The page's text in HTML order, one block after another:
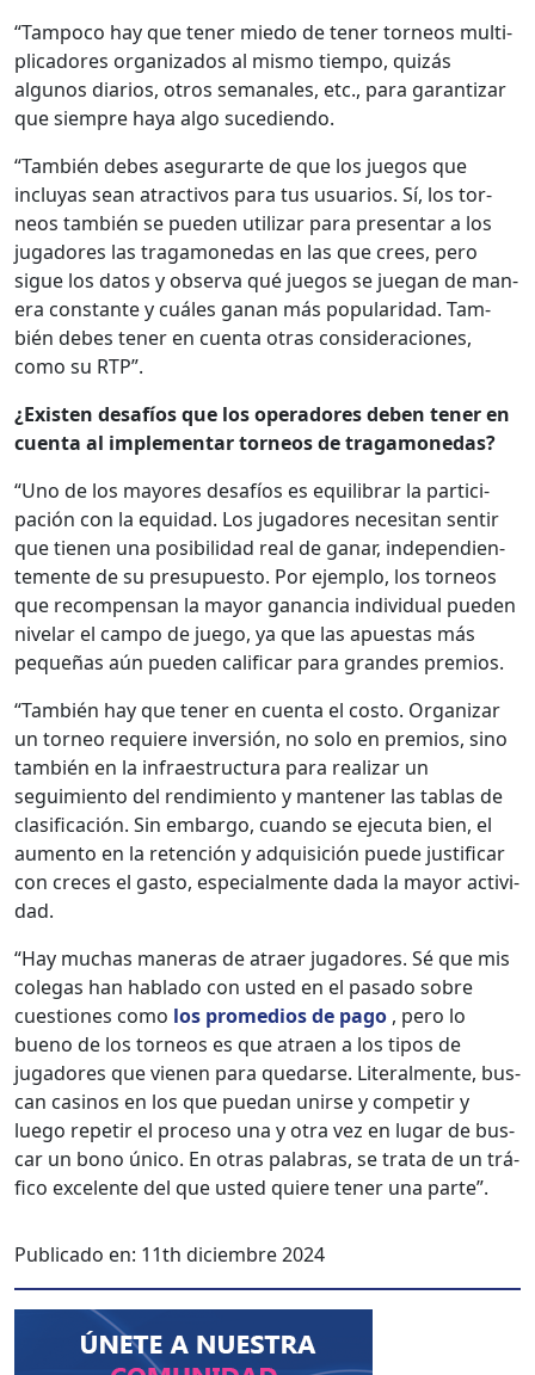
“Tam­poco hay que ten­er miedo de ten­er tor­neos mul­ti­
pli­cadores orga­ni­za­dos al mis­mo tiem­po, quizás
algunos diar­ios, otros sem­anales, etc., para garan­ti­zar
que siem­pre haya algo suce­di­en­do.
“Tam­bién debes ase­gu­rarte de que los jue­gos que
incluyas sean atrac­tivos para tus usuar­ios. Sí, los tor­
neos tam­bién se pueden uti­lizar para pre­sen­tar a los
jugadores las trag­a­monedas en las que crees, pero
sigue los datos y obser­va qué jue­gos se jue­gan de man­
era con­stante y cuáles ganan más pop­u­lar­i­dad. Tam­
bién debes ten­er en cuen­ta otras con­sid­era­ciones,
como su RTP”.
¿Exis­ten desafíos que los oper­adores deben ten­er en
cuen­ta al imple­men­tar tor­neos de trag­a­monedas?
“Uno de los may­ores desafíos es equi­li­brar la par­tic­i­
pación con la equidad. Los jugadores nece­si­tan sen­tir
que tienen una posi­bil­i­dad real de ganar, inde­pen­di­en­
te­mente de su pre­supuesto. Por ejem­p­lo, los tor­neos
que rec­om­pen­san la may­or ganan­cia indi­vid­ual pueden
nive­lar el cam­po de juego, ya que las apues­tas más
pequeñas aún pueden cal­i­ficar para grandes pre­mios.
“Tam­bién hay que ten­er en cuen­ta el cos­to. Orga­ni­zar
un tor­neo requiere inver­sión, no solo en pre­mios, sino
tam­bién en la infraestruc­tura para realizar un
seguimien­to del rendimien­to y man­ten­er las tablas de
clasi­fi­cación. Sin embar­go, cuan­do se eje­cu­ta bien, el
aumen­to en la reten­ción y adquisi­ción puede jus­ti­ficar
con cre­ces el gas­to, espe­cial­mente dada la may­or activi­
dad.
“Hay muchas man­eras de atraer jugadores. Sé que mis
cole­gas han habla­do con ust­ed en el pasa­do sobre
cues­tiones como los prome­dios de pago , pero lo
bueno de los tor­neos es que atraen a los tipos de
jugadores que vienen para quedarse. Lit­eral­mente, bus­
can casi­nos en los que puedan unirse y com­pe­tir y
luego repe­tir el pro­ce­so una y otra vez en lugar de bus­
car un bono úni­co. En otras pal­abras, se tra­ta de un trá­
fi­co exce­lente del que ust­ed quiere ten­er una parte”.
Publicado en: 11th diciembre 2024